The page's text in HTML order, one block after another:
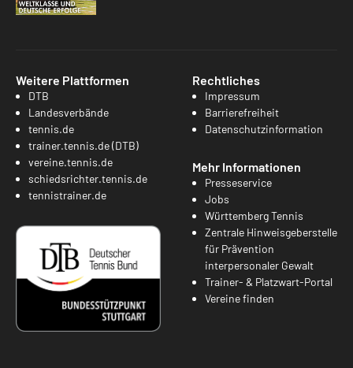
Weitere Plattformen
DTB
Landesverbände
tennis.de
trainer.tennis.de (DTB)
vereine.tennis.de
schiedsrichter.tennis.de
tennistrainer.de
Rechtliches
Impressum
Barrierefreiheit
Datenschutzinformation
Mehr Informationen
Presseservice
Jobs
Württemberg Tennis
Zentrale Hinweisgeberstelle
für Prävention
interpersonaler Gewalt
Trainer- & Platzwart-Portal
Vereine finden